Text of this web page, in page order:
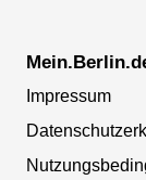
Impressum